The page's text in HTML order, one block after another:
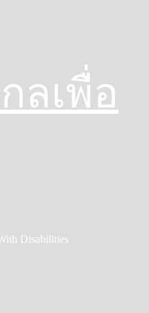
ลเพื่อ
Disabilities